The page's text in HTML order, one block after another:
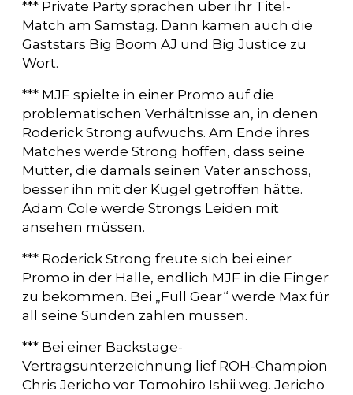
*** Private Party sprachen über ihr Titel-
Match am Samstag. Dann kamen auch die
Gaststars Big Boom AJ und Big Justice zu
Wort.
*** MJF spielte in einer Promo auf die
problematischen Verhältnisse an, in denen
Roderick Strong aufwuchs. Am Ende ihres
Matches werde Strong hoffen, dass seine
Mutter, die damals seinen Vater anschoss,
besser ihn mit der Kugel getroffen hätte.
Adam Cole werde Strongs Leiden mit
ansehen müssen.
*** Roderick Strong freute sich bei einer
Promo in der Halle, endlich MJF in die Finger
zu bekommen. Bei „Full Gear“ werde Max für
all seine Sünden zahlen müssen.
*** Bei einer Backstage-
Vertragsunterzeichnung lief ROH-Champion
Chris Jericho vor Tomohiro Ishii weg. Jericho